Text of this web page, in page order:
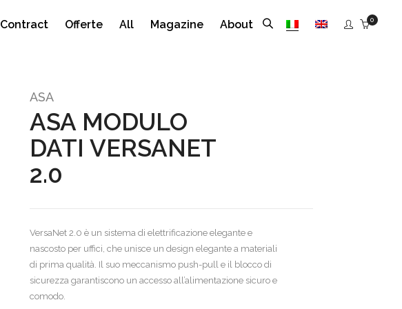
Contract Offerte All Magazine About 0
ASA
ASA MODULO
DATI VERSANET
2.0
VersaNet 2.0 è un sistema di elettrificazione elegante e
nascosto per uffici, che unisce un design elegante a materiali
di prima qualità. Il suo meccanismo push-pull e il blocco di
sicurezza garantiscono un accesso all’alimentazione sicuro e
comodo.